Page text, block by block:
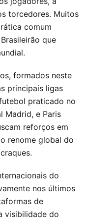
torcedores. Muitos
comum
que
formados neste
principais ligas
praticado no
Madrid, e Paris
reforços em
renome global do
do
nos últimos
de
visibilidade do